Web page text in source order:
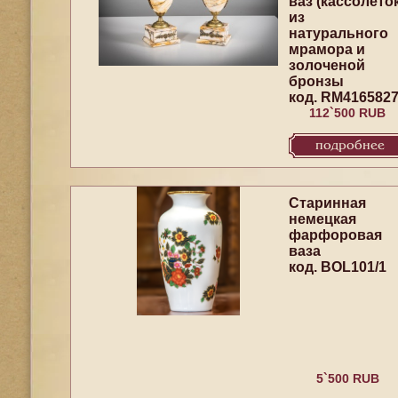
из
натурального
мрамора и
золоченой
бронзы
код. RM4165827
112`500 RUB
подробнее
Старинная
немецкая
фарфоровая
ваза
код. BOL101/1
5`500 RUB